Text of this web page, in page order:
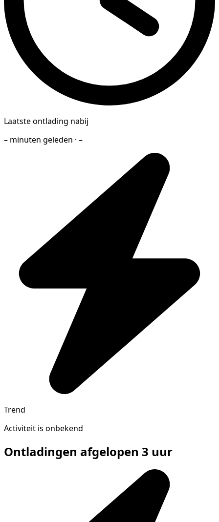
Laatste ontlading nabij
– minuten geleden · –
Trend
Activiteit is onbekend
Ontladingen afgelopen 3 uur